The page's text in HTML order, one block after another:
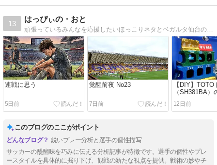
13
はっぴぃの・おと
頑張っているみんなを応援したいほっこりネタとベガルタ仙台の応援ネタを中心に、読んだ人が今日も一日頑張れるようなサイトを目指しています
連戦に思う
5日前
覚醒前夜 No23
7日前
【DIY】TOTO
（SH381BA）
ろ水漏れを自
の原因にたど
交換パーツま
12日前
このブログのここがポイント
鋭いプレー分析と選手の個性描写
サッカーの醍醐味を巧みに伝える分析記事が特徴です。選手の個性やプレ
ースタイルを具体的に掘り下げ、観戦の新たな視点を提供。戦術の妙やチ